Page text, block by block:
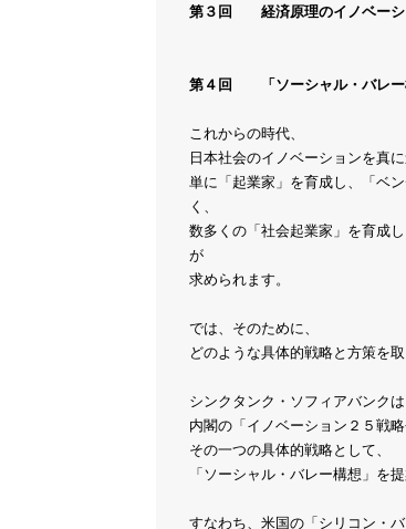
第３回 経済原理のイノベーシ
第４回 「ソーシャル・バレー
これからの時代、
日本社会のイノベーションを真
単に「起業家」を育成し、「ベ
く、
数多くの「社会起業家」を育成
が
求められます。
では、そのために、
どのような具体的戦略と方策を
シンクタンク・ソフィアバンク
内閣の「イノベーション２５戦
その一つの具体的戦略として、
「ソーシャル・バレー構想」を
すなわち、米国の「シリコン・